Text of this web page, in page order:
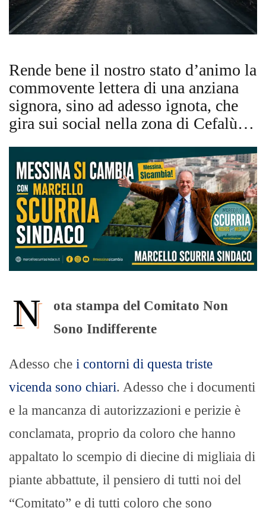
Rende bene il nostro stato d’animo la
commovente lettera di una anziana
signora, sino ad adesso ignota, che
gira sui social nella zona di Cefalù…
N
ota stampa del Comitato Non
Sono Indifferente
Adesso che i contorni di questa triste
vicenda sono chiari. Adesso che i documenti
e la mancanza di autorizzazioni e perizie è
conclamata, proprio da coloro che hanno
appaltato lo scempio di diecine di migliaia di
piante abbattute, il pensiero di tutti noi del
“Comitato” e di tutti coloro che sono